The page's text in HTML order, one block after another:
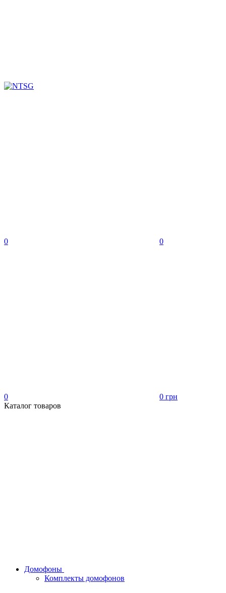
0 0
0
0 грн
Каталог товаров
Домофоны
Комплекты домофонов